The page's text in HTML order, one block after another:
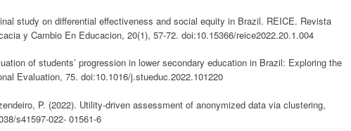
study on differential effectiveness and social equity in Brazil. REICE. Revista
y Cambio En Educacion, 20(1), 57-72. doi:10.15366/reice2022.20.1.004
of students’ progression in lower secondary education in Brazil: Exploring the
Evaluation, 75. doi:10.1016/j.stueduc.2022.101220
P. (2022). Utility-driven assessment of anonymized data via clustering,
s41597-022- 01561-6